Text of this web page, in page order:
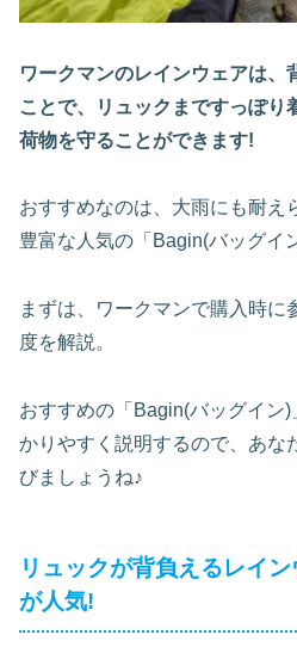
ワークマンのレインウェアは、
ことで、リュックまですっぽり
荷物を守ることができます!
おすすめなのは、大雨にも耐え
豊富な人気の「Bagin(バッグイ
まずは、ワークマンで購入時に
度を解説。
おすすめの「Bagin(バッグイン
かりやすく説明するので、あな
びましょうね♪
リュックが背負えるレイ
が人気!